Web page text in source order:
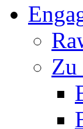
Zu